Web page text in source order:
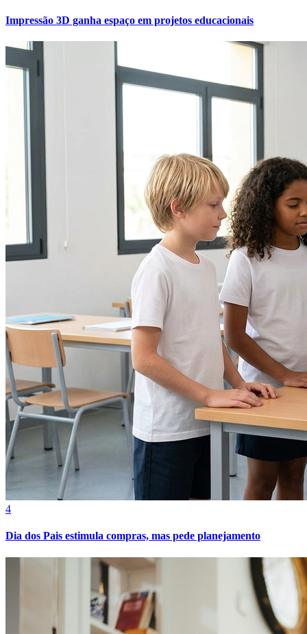
Internacional
Atlético-MG
Impressão 3D ganha espaço em projetos educacionais
4
Dia dos Pais estimula compras, mas pede planejamento